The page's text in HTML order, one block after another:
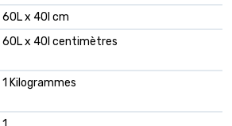
60L x 40l cm
60L x 40l centimètres
1 Kilogrammes